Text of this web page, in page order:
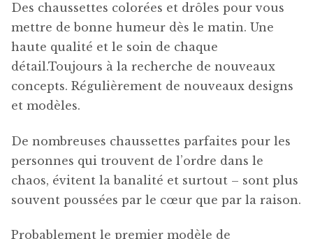
Des chaussettes colorées et drôles pour vous
mettre de bonne humeur dès le matin. Une
haute qualité et le soin de chaque
détail.Toujours à la recherche de nouveaux
concepts. Régulièrement de nouveaux designs
et modèles.
De nombreuses chaussettes parfaites pour les
personnes qui trouvent de l’ordre dans le
chaos, évitent la banalité et surtout – sont plus
souvent poussées par le cœur que par la raison.
Probablement le premier modèle de